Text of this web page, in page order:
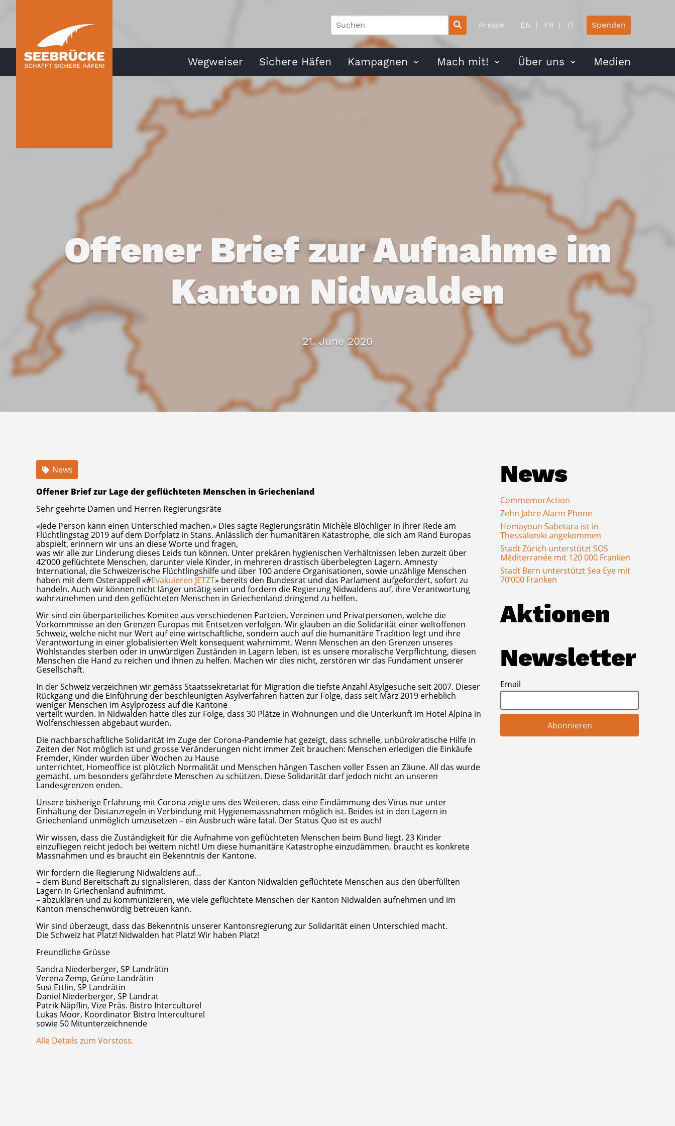
Wegweiser Sichere Häfen Kampagnen Mach mit! Über uns Medien
Presse EN FR IT Spenden
Offener Brief zur Aufnahme im
Kanton Nidwalden
21. June 2020
News
Offener Brief zur Lage der geflüchteten Menschen in Griechenland
Sehr geehrte Damen und Herren Regierungsräte
«Jede Person kann einen Unterschied machen.» Dies sagte Regierungsrätin Michèle Blöchliger in ihrer Rede am
Flüchtlingstag 2019 auf dem Dorfplatz in Stans. Anlässlich der humanitären Katastrophe, die sich am Rand Europas
abspielt, erinnern wir uns an diese Worte und fragen,
was wir alle zur Linderung dieses Leids tun können. Unter prekären hygienischen Verhältnissen leben zurzeit über
42’000 geflüchtete Menschen, darunter viele Kinder, in mehreren drastisch überbelegten Lagern. Amnesty
International, die Schweizerische Flüchtlingshilfe und über 100 andere Organisationen, sowie unzählige Menschen
haben mit dem Osterappell «#Evakuieren JETZT» bereits den Bundesrat und das Parlament aufgefordert, sofort zu
handeln. Auch wir können nicht länger untätig sein und fordern die Regierung Nidwaldens auf, ihre Verantwortung
wahrzunehmen und den geflüchteten Menschen in Griechenland dringend zu helfen.
Wir sind ein überparteiliches Komitee aus verschiedenen Parteien, Vereinen und Privatpersonen, welche die
Vorkommnisse an den Grenzen Europas mit Entsetzen verfolgen. Wir glauben an die Solidarität einer weltoffenen
Schweiz, welche nicht nur Wert auf eine wirtschaftliche, sondern auch auf die humanitäre Tradition legt und ihre
Verantwortung in einer globalisierten Welt konsequent wahrnimmt. Wenn Menschen an den Grenzen unseres
Wohlstandes sterben oder in unwürdigen Zuständen in Lagern leben, ist es unsere moralische Verpflichtung, diesen
Menschen die Hand zu reichen und ihnen zu helfen. Machen wir dies nicht, zerstören wir das Fundament unserer
Gesellschaft.
In der Schweiz verzeichnen wir gemäss Staatssekretariat für Migration die tiefste Anzahl Asylgesuche seit 2007. Dieser
Rückgang und die Einführung der beschleunigten Asylverfahren hatten zur Folge, dass seit März 2019 erheblich
weniger Menschen im Asylprozess auf die Kantone
verteilt wurden. In Nidwalden hatte dies zur Folge, dass 30 Plätze in Wohnungen und die Unterkunft im Hotel Alpina in
Wolfenschiessen abgebaut wurden.
Die nachbarschaftliche Solidarität im Zuge der Corona-Pandemie hat gezeigt, dass schnelle, unbürokratische Hilfe in
Zeiten der Not möglich ist und grosse Veränderungen nicht immer Zeit brauchen: Menschen erledigen die Einkäufe
Fremder, Kinder wurden über Wochen zu Hause
unterrichtet, Homeoffice ist plötzlich Normalität und Menschen hängen Taschen voller Essen an Zäune. All das wurde
gemacht, um besonders gefährdete Menschen zu schützen. Diese Solidarität darf jedoch nicht an unseren
Landesgrenzen enden.
Unsere bisherige Erfahrung mit Corona zeigte uns des Weiteren, dass eine Eindämmung des Virus nur unter
Einhaltung der Distanzregeln in Verbindung mit Hygienemassnahmen möglich ist. Beides ist in den Lagern in
Griechenland unmöglich umzusetzen – ein Ausbruch wäre fatal. Der Status Quo ist es auch!
Wir wissen, dass die Zuständigkeit für die Aufnahme von geflüchteten Menschen beim Bund liegt. 23 Kinder
einzufliegen reicht jedoch bei weitem nicht! Um diese humanitäre Katastrophe einzudämmen, braucht es konkrete
Massnahmen und es braucht ein Bekenntnis der Kantone.
Wir fordern die Regierung Nidwaldens auf…
– dem Bund Bereitschaft zu signalisieren, dass der Kanton Nidwalden geflüchtete Menschen aus den überfüllten
Lagern in Griechenland aufnimmt.
– abzuklären und zu kommunizieren, wie viele geflüchtete Menschen der Kanton Nidwalden aufnehmen und im
Kanton menschenwürdig betreuen kann.
Wir sind überzeugt, dass das Bekenntnis unserer Kantonsregierung zur Solidarität einen Unterschied macht.
Die Schweiz hat Platz! Nidwalden hat Platz! Wir haben Platz!
Freundliche Grüsse
Sandra Niederberger, SP Landrätin
Verena Zemp, Grüne Landrätin
Susi Ettlin, SP Landrätin
Daniel Niederberger, SP Landrat
Patrik Näpflin, Vize Präs. Bistro Interculturel
Lukas Moor, Koordinator Bistro Interculturel
sowie 50 Mitunterzeichnende
Alle Details zum Vorstoss.
News
CommemorAction
Zehn Jahre Alarm Phone
Homayoun Sabetara ist in
Thessaloniki angekommen
Stadt Zürich unterstützt SOS
Méditerranée mit 120 000 Franken
Stadt Bern unterstützt Sea Eye mit
70’000 Franken
Aktionen
Newsletter
Email